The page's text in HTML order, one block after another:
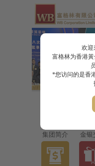
欢迎
富格林为香港
*您访问的是香
集团简介 金银